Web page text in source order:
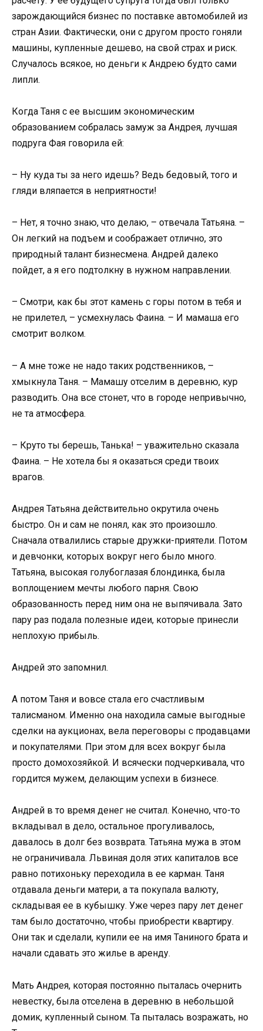
зарождающийся бизнес по поставке автомобилей из
стран Азии. Фактически, они с другом просто гоняли
машины, купленные дешево, на свой страх и риск.
Случалось всякое, но деньги к Андрею будто сами
липли.
Когда Таня с ее высшим экономическим
образованием собралась замуж за Андрея, лучшая
подруга Фая говорила ей:
– Ну куда ты за него идешь? Ведь бедовый, того и
гляди вляпается в неприятности!
– Нет, я точно знаю, что делаю, – отвечала Татьяна. –
Он легкий на подъем и соображает отлично, это
природный талант бизнесмена. Андрей далеко
пойдет, а я его подтолкну в нужном направлении.
– Смотри, как бы этот камень с горы потом в тебя и
не прилетел, – усмехнулась Фаина. – И мамаша его
смотрит волком.
– А мне тоже не надо таких родственников, –
хмыкнула Таня. – Мамашу отселим в деревню, кур
разводить. Она все стонет, что в городе непривычно,
не та атмосфера.
– Круто ты берешь, Танька! – уважительно сказала
Фаина. – Не хотела бы я оказаться среди твоих
врагов.
Андрея Татьяна действительно окрутила очень
быстро. Он и сам не понял, как это произошло.
Сначала отвалились старые дружки-приятели. Потом
и девчонки, которых вокруг него было много.
Татьяна, высокая голубоглазая блондинка, была
воплощением мечты любого парня. Свою
образованность перед ним она не выпячивала. Зато
пару раз подала полезные идеи, которые принесли
неплохую прибыль.
Андрей это запомнил.
А потом Таня и вовсе стала его счастливым
талисманом. Именно она находила самые выгодные
сделки на аукционах, вела переговоры с продавцами
и покупателями. При этом для всех вокруг была
просто домохозяйкой. И всячески подчеркивала, что
гордится мужем, делающим успехи в бизнесе.
Андрей в то время денег не считал. Конечно, что-то
вкладывал в дело, остальное прогуливалось,
давалось в долг без возврата. Татьяна мужа в этом
не ограничивала. Львиная доля этих капиталов все
равно потихоньку переходила в ее карман. Таня
отдавала деньги матери, а та покупала валюту,
складывая ее в кубышку. Уже через пару лет денег
там было достаточно, чтобы приобрести квартиру.
Они так и сделали, купили ее на имя Таниного брата и
начали сдавать это жилье в аренду.
Мать Андрея, которая постоянно пыталась очернить
невестку, была отселена в деревню в небольшой
домик, купленный сыном. Та пыталась возражать, но